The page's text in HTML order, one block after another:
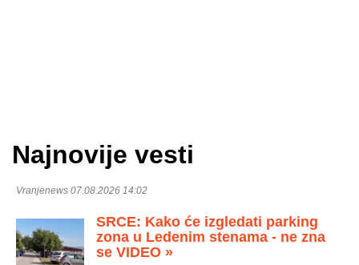
Najnovije vesti
Vranjenews 07.08.2026 14:02
SRCE: Kako će izgledati parking
zona u Ledenim stenama - ne zna
se VIDEO »